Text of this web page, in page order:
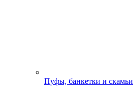
Пуфы, банкетки и скамьи